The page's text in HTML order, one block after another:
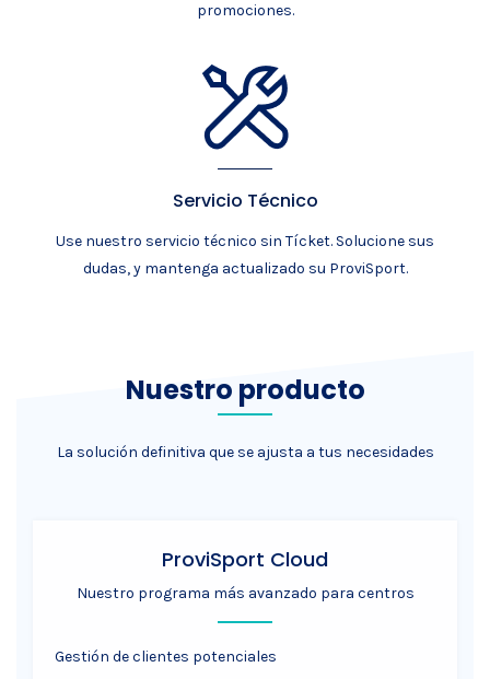
promociones.
Servicio Técnico
Use nuestro servicio técnico sin Tícket. Solucione sus
dudas, y mantenga actualizado su ProviSport.
Nuestro producto
La solución definitiva que se ajusta a tus necesidades
ProviSport Cloud
Nuestro programa más avanzado para centros
Gestión de clientes potenciales